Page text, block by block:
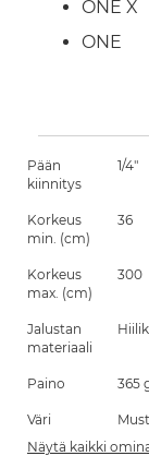
ONE X
ONE
Pään
kiinnitys
1/4"
Korkeus
min. (cm)
36
Korkeus
max. (cm)
300
Jalustan
materiaali
Paino 365
Väri
Näytä kaikki